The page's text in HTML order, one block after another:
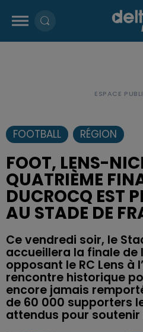
FOOTBALL RÉGION
FOOT, LENS-
QUATRIÈME
DUCROCQ EST
AU STADE DE
Ce vendredi soir, le
accueillera la finale de
opposant le RC Lens à
rencontre historique
encore jamais
de 60 000 supporters
attendus pour soutenir